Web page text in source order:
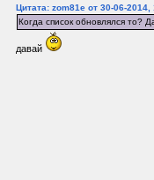
Цитата: zom81e от 30-06-2014,
Когда список обновлялся то?
давай